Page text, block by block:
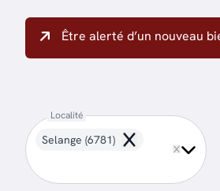
Être alerté d’un nouveau
Localité
Selange (6781) Remove